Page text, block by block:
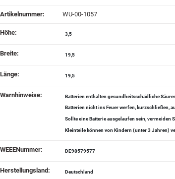
Artikelnummer: WU-00-1057
Höhe‍: 3,5
Breite‍: 19,5
Länge‍: 19,5
Warnhinweise‍: Batterien enthalten gesundheitsschädliche
Batterien nicht ins Feuer werfen, kurzschließen,
Sollte eine Batterie ausgelaufen sein, vermeiden
Kleinteile können von Kindern (unter 3 Jahren)
WEEENummer‍: DE98579577
Herstellungsland‍: Deutschland